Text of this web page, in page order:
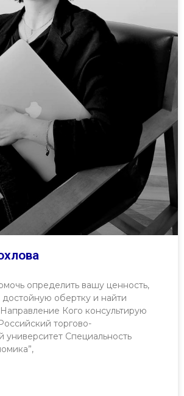
определить вашу ценность,
достойную обертку и найти
Кого консультирую
торгово-
университет Специальность